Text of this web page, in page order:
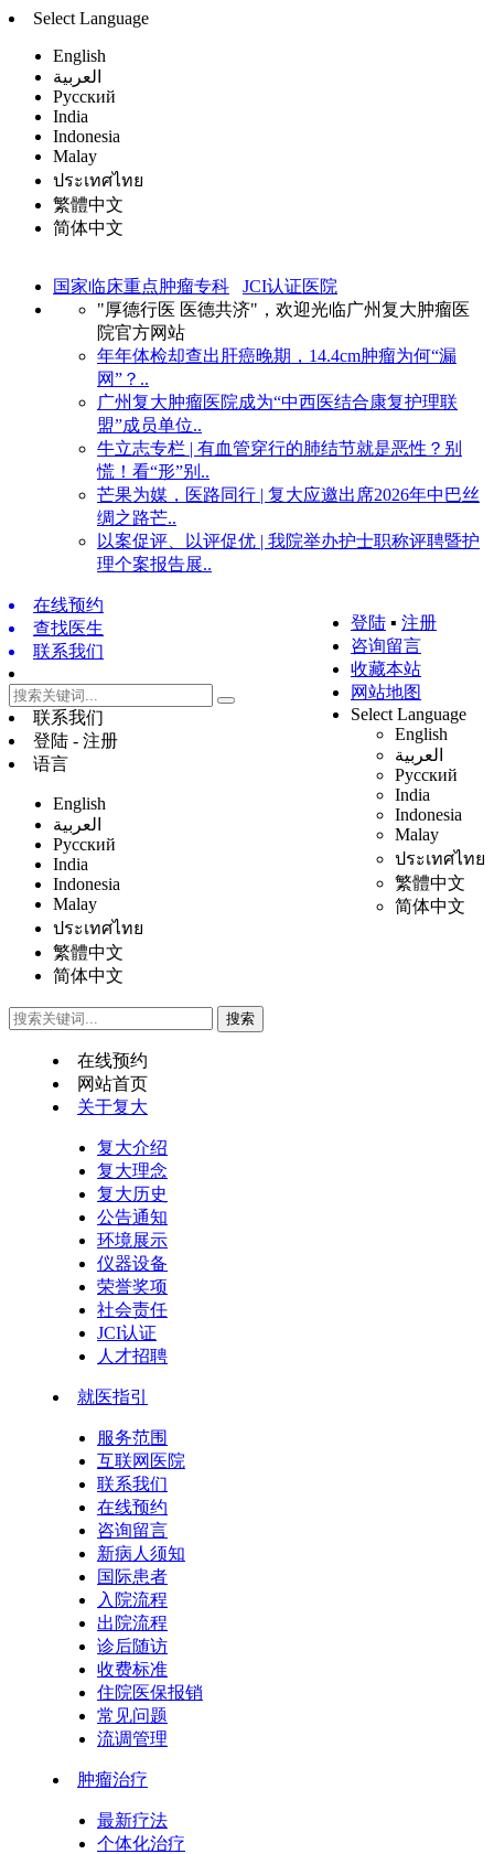
Select Language
English
العربية
Русский
India
Indonesia
Malay
ประเทศไทย
繁體中文
简体中文
国家临床重点肿瘤专科
JCI认证医院
"厚德行医 医德共济"，欢迎光临广州复大肿瘤医
院官方网站
年年体检却查出肝癌晚期，14.4cm肿瘤为何“漏
网”？..
广州复大肿瘤医院成为“中西医结合康复护理联
盟”成员单位..
牛立志专栏 | 有血管穿行的肺结节就是恶性？别
慌！看“形”别..
芒果为媒，医路同行 | 复大应邀出席2026年中巴丝
绸之路芒..
以案促评、以评促优 | 我院举办护士职称评聘暨护
理个案报告展..
登陆 ▪ 注册
咨询留言
收藏本站
网站地图
Select Language
English
العربية
Русский
India
Indonesia
Malay
ประเทศไทย
繁體中文
简体中文
在线预约
查找医生
联系我们
联系我们
登陆 - 注册
语言
English
العربية
Русский
India
Indonesia
Malay
ประเทศไทย
繁體中文
简体中文
在线预约
网站首页
关于复大
复大介绍
复大理念
复大历史
公告通知
环境展示
仪器设备
荣誉奖项
社会责任
JCI认证
人才招聘
就医指引
服务范围
互联网医院
联系我们
在线预约
咨询留言
新病人须知
国际患者
入院流程
出院流程
诊后随访
收费标准
住院医保报销
常见问题
流调管理
肿瘤治疗
最新疗法
个体化治疗